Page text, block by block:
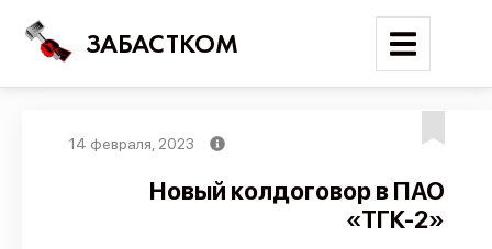
ЗАБАСТКОМ
14 февраля, 2023
Новый колдоговор в ПАО
«ТГК-2»